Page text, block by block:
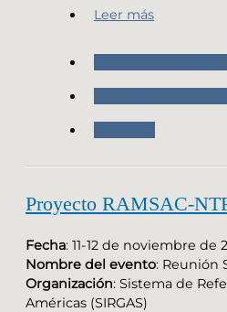
Leer más
Proyecto RAMSAC-
Fecha: 11-12 de noviembre de
Nombre del evento: Reunión
Organización: Sistema de
Américas (SIRGAS)